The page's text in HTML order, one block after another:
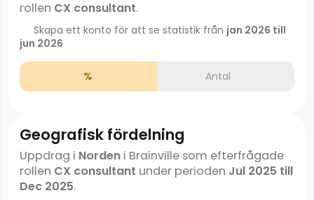
rollen CX consultant.
Skapa ett konto för att se statistik från jan 2026 till
jun 2026
% Antal
Geografisk fördelning
Uppdrag i Nordeni Brainville som efterfrågade
rollen CX consultant under perioden Jul 2025 till
Dec 2025.